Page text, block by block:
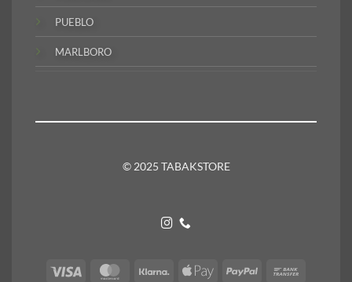
PUEBLO
MARLBORO
© 2025 TABAKSTORE
Visa MasterCardKlarna
Apple
PayPal